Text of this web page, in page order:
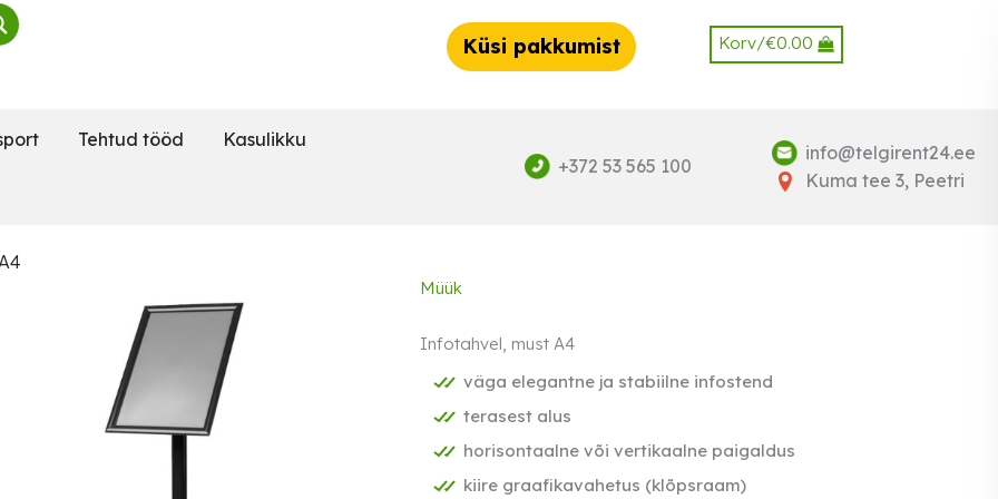
Korv/€0.00
Küsi pakkumist
Tehtud tööd Kasulikku
+372 53 565 100
info@telgirent24.ee
Kuma tee 3, Peetri
Müük
Infotahvel, must A4
väga elegantne ja stabiilne infostend
terasest alus
horisontaalne või vertikaalne paigaldus
kiire graafikavahetus (klõpsraam)